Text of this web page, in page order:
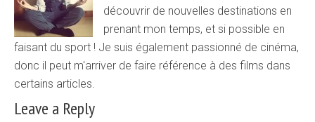
découvrir de nouvelles destinations en
prenant mon temps, et si possible en
faisant du sport ! Je suis également passionné de cinéma,
donc il peut m'arriver de faire référence à des films dans
certains articles.
Leave a Reply